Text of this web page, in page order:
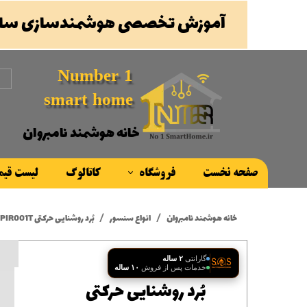
Number 1
smart home
صفحه نخست فروشگاه کاتالوگ لیست
خانه هوشمند نامبروان
آموزش تخصصی هوشمندسازی
خانه هوشمند نامبروان انواع سنسور بُرد روشنایی حرکتی PIR001T
بُرد روشنایی حرکتی
گارانتی ۲ ساله
خدمات پس از فروش ۱۰ ساله